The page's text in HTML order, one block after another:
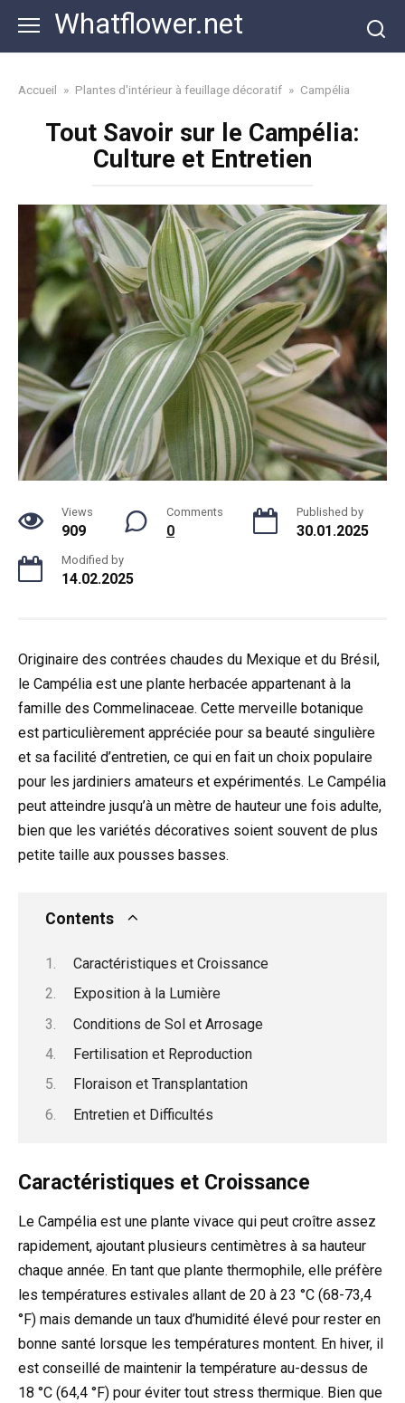
content
Whatflower.net
Accueil » Plantes d'intérieur à feuillage décoratif » Campélia
Tout Savoir sur le Campélia:
Culture et Entretien
Views
909
Comments
0
Published by
30.01.2025
Modified by
14.02.2025
Originaire des contrées chaudes du Mexique et du Brésil,
le Campélia est une plante herbacée appartenant à la
famille des Commelinaceae. Cette merveille botanique
est particulièrement appréciée pour sa beauté singulière
et sa facilité d’entretien, ce qui en fait un choix populaire
pour les jardiniers amateurs et expérimentés. Le Campélia
peut atteindre jusqu’à un mètre de hauteur une fois adulte,
bien que les variétés décoratives soient souvent de plus
petite taille aux pousses basses.
Contents
Caractéristiques et Croissance
Exposition à la Lumière
Conditions de Sol et Arrosage
Fertilisation et Reproduction
Floraison et Transplantation
Entretien et Difficultés
Caractéristiques et Croissance
Le Campélia est une plante vivace qui peut croître assez
rapidement, ajoutant plusieurs centimètres à sa hauteur
chaque année. En tant que plante thermophile, elle préfère
les températures estivales allant de 20 à 23 °C (68-73,4
°F) mais demande un taux d’humidité élevé pour rester en
bonne santé lorsque les températures montent. En hiver, il
est conseillé de maintenir la température au-dessus de
18 °C (64,4 °F) pour éviter tout stress thermique. Bien que